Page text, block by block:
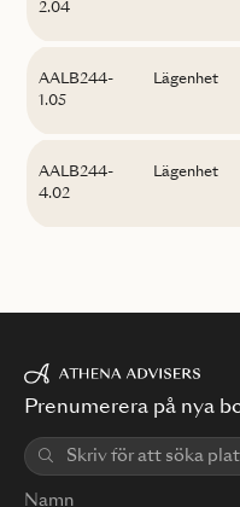
2.04
AALB244-
1.05
Lägenhet
AALB244-
4.02
Lägenhet
Prenumerera på nya